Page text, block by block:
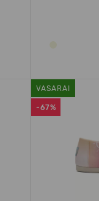
-67%
VASARAI